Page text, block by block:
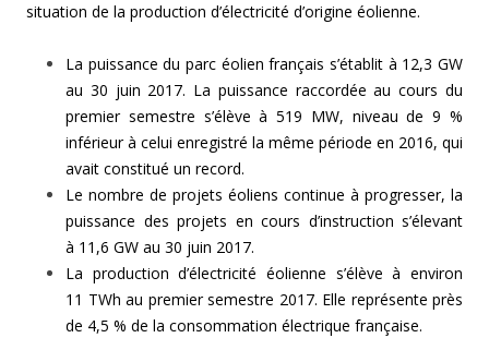
situation de la production d’électricité d’origine éolienne.
La puissance du parc éolien français s’établit à 12,3 GW
au 30 juin 2017. La puissance raccordée au cours du
premier semestre s’élève à 519 MW, niveau de 9 %
inférieur à celui enregistré la même période en 2016, qui
avait constitué un record.
Le nombre de projets éoliens continue à progresser, la
puissance des projets en cours d’instruction s’élevant
à 11,6 GW au 30 juin 2017.
La production d’électricité éolienne s’élève à environ
11 TWh au premier semestre 2017. Elle représente près
de 4,5 % de la consommation électrique française.